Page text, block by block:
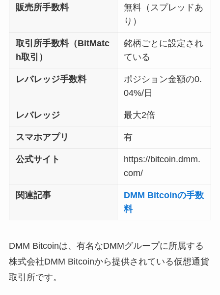
販売所手数料
無料（スプレッドあ
り）
取引所手数料（BitMatc
h取引）
銘柄ごとに設定され
ている
レバレッジ手数料
ポジション金額の0.
04%/日
レバレッジ 最大2倍
スマホアプリ 有
公式サイト
https://bitcoin.dmm.
com/
関連記事
DMM Bitcoinの手数
料
DMM Bitcoinは、有名なDMMグループに所属する
株式会社DMM Bitcoinから提供されている仮想通貨
取引所です。